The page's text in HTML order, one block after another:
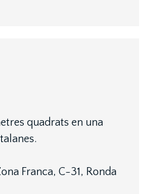
quadrats en una
Franca, C-31, Ronda